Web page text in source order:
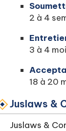
2 à 4
3 à 4
18 à 20
Juslaws &
Juslaws &